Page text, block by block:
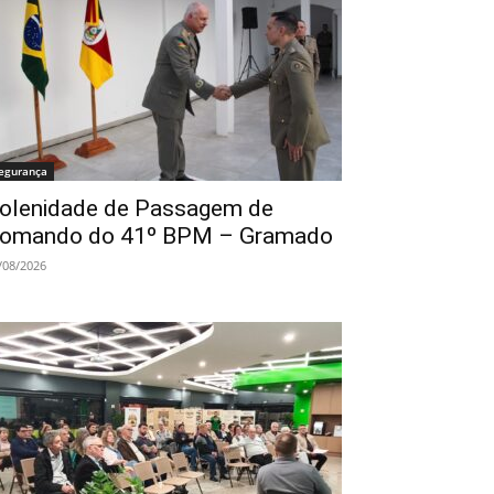
de Passagem de
do 41º BPM – Gramado
2026